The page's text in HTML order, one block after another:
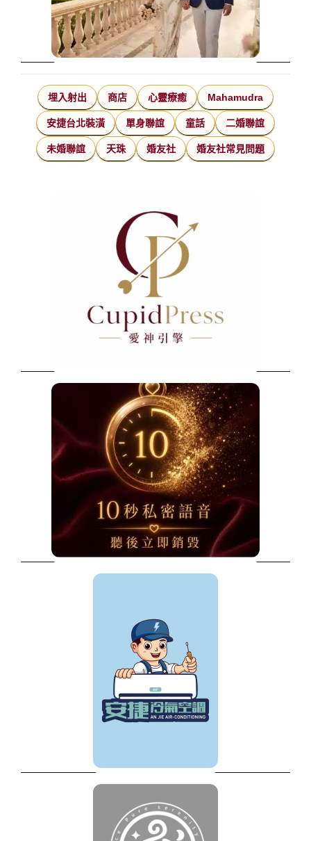
埋入射出 商店 心靈療癒 Mahamudra
安捷台北裝潢 單身聯誼 童話 二婚聯誼
未婚聯誼 天珠 婚友社 婚友社常見問題